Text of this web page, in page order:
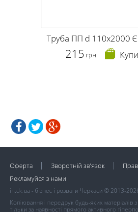
Труба ПП d 110x2000
215 грн.
Оферта Зворотній зв'язок
Рекламуйся з нами
in.ck.ua - бізнес і розваги Черкаси © 2013-
Копіювання і передрук будь-яких матеріалів
тільки за наявності прямого активного